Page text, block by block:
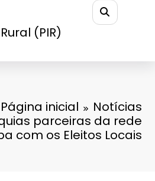
(PIR)
Página inicial
Notícias
parceiras da rede
com os Eleitos Locais